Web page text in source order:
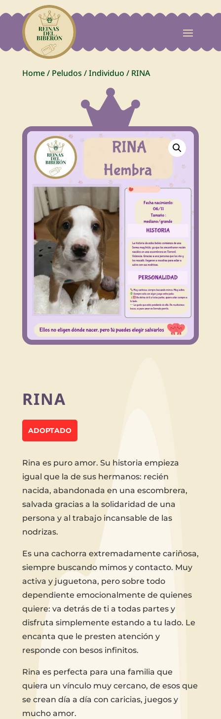
Home/ Peludos /Individuo / RINA

RINA
ADOPTADO
Rina es puro amor. Su historia empieza
igual que la de sus hermanos: recién
nacida, abandonada en una escombrera,
salvada gracias a la solidaridad de una
persona y al trabajo incansable de las
nodrizas.
Es una cachorra extremadamente cariñosa,
siempre buscando mimos y contacto. Muy
activa y juguetona, pero sobre todo
dependiente emocionalmente de quienes
quiere: va detrás de ti a todas partes y
disfruta simplemente estando a tu lado. Le
encanta que le presten atención y
responde con besos infinitos.
Rina es perfecta para una familia que
quiera un vínculo muy cercano, de esos que
se crean día a día con caricias, juegos y
mucho amor.